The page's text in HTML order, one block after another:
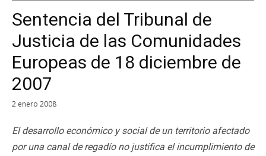
Sentencia del Tribunal de
Justicia de las Comunidades
Europeas de 18 diciembre de
2007
2 enero 2008
El desarrollo económico y social de un territorio afectado
por una canal de regadío no justifica el incumplimiento de